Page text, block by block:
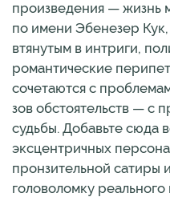
произведения — жизнь
по имени Эбенезер
втянутым в интриги,
романтические
сочетаются с
зов обстоятельств — с
судьбы. Добавьте сюда
эксцентричных
пронзительной сатиры
головоломку